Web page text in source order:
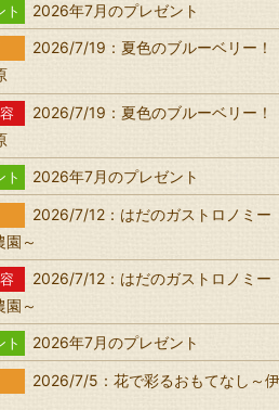
ト 2026年7月のプレゼント
2026/7/19：夏色のブルーベリー！
2026/7/19：夏色のブルーベリー！
ト 2026年7月のプレゼント
2026/7/12：はだのガストロノミー
園～
2026/7/12：はだのガストロノミー
園～
ト 2026年7月のプレゼント
2026/7/5：花で彩るおもてなし～伊